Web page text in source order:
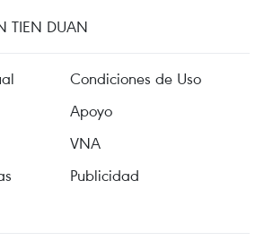
TIEN DUAN
Condiciones de Uso
Apoyo
VNA
Publicidad